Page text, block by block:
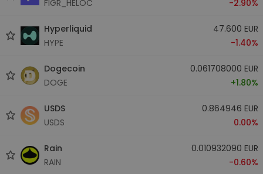
FIGR_HELOC
-2.90%
Hyperliquid
HYPE
47.600 EUR
-1.40%
Dogecoin
DOGE
0.061708000 EUR
+1.80%
USDS
USDS
0.864946 EUR
0.00%
Rain
RAIN
0.010932090 EUR
-0.60%